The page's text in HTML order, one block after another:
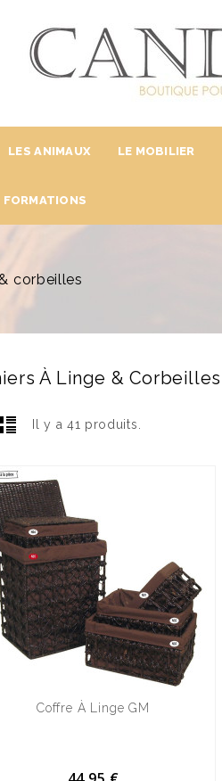
LES ANIMAUX LE MOBILIER
FORMATIONS
corbeilles
À Linge & Corbeilles
Il y a 41 produits.
Coffre À Linge GM